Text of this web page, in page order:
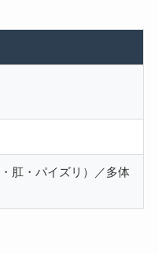
肛・パイズリ）／多体